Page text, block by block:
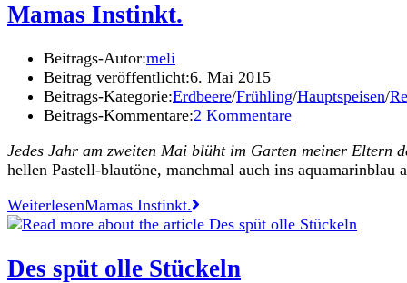
Mamas Instinkt.
Beitrags-Autor:meli
Beitrag veröffentlicht:6. Mai 2015
Beitrags-Kategorie:Erdbeere/Frühling/Hauptspeisen/
Beitrags-Kommentare:2 Kommentare
Jedes Jahr am zweiten Mai blüht im Garten meiner Eltern
hellen Pastell-blautöne, manchmal auch ins
WeiterlesenMamas Instinkt.
Des spüt olle Stückeln